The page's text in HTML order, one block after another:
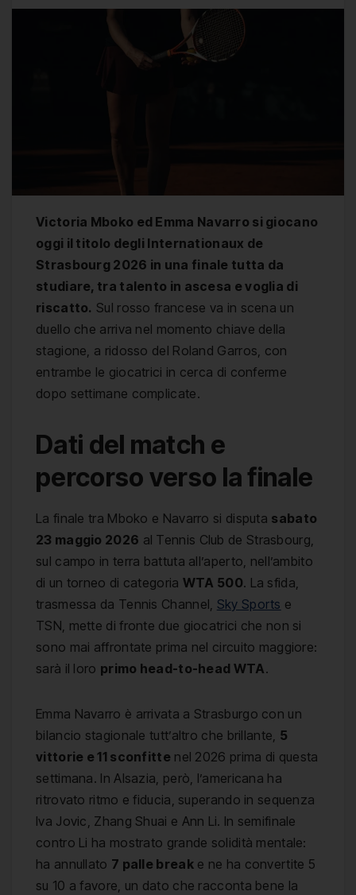
Victoria Mboko ed Emma Navarro si giocano
oggi il titolo degli Internationaux de
Strasbourg 2026 in una finale tutta da
studiare, tra talento in ascesa e voglia di
riscatto. Sul rosso francese va in scena un
duello che arriva nel momento chiave della
stagione, a ridosso del Roland Garros, con
entrambe le giocatrici in cerca di conferme
dopo settimane complicate.
Dati del match e
percorso verso la finale
La finale tra Mboko e Navarro si disputa sabato
23 maggio 2026 al Tennis Club de Strasbourg,
sul campo in terra battuta all’aperto, nell’ambito
di un torneo di categoria WTA 500. La sfida,
trasmessa da Tennis Channel, Sky Sports e
TSN, mette di fronte due giocatrici che non si
sono mai affrontate prima nel circuito maggiore:
sarà il loro primo head-to-head WTA.
Emma Navarro è arrivata a Strasburgo con un
bilancio stagionale tutt’altro che brillante, 5
vittorie e 11 sconfitte nel 2026 prima di questa
settimana. In Alsazia, però, l’americana ha
ritrovato ritmo e fiducia, superando in sequenza
Iva Jovic, Zhang Shuai e Ann Li. In semifinale
contro Li ha mostrato grande solidità mentale:
ha annullato 7 palle breake ne ha convertite 5
su 10 a favore, un dato che racconta bene la